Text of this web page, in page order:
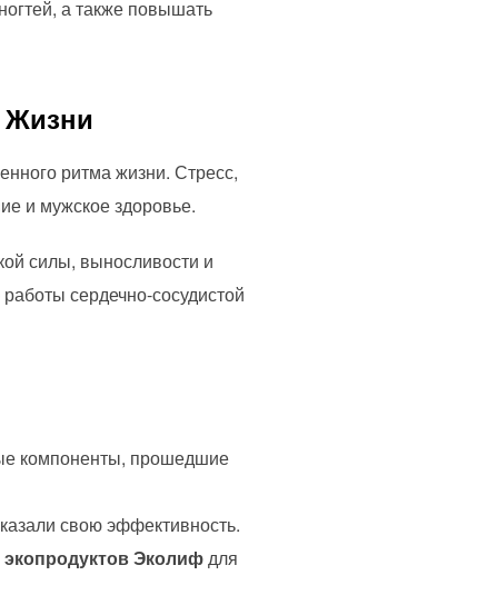
а также повышать
Жизни
ритма жизни. Стресс,
и мужское здоровье.
силы, выносливости и
сердечно-сосудистой
компоненты, прошедшие
свою эффективность.
экопродуктов Эколифдля